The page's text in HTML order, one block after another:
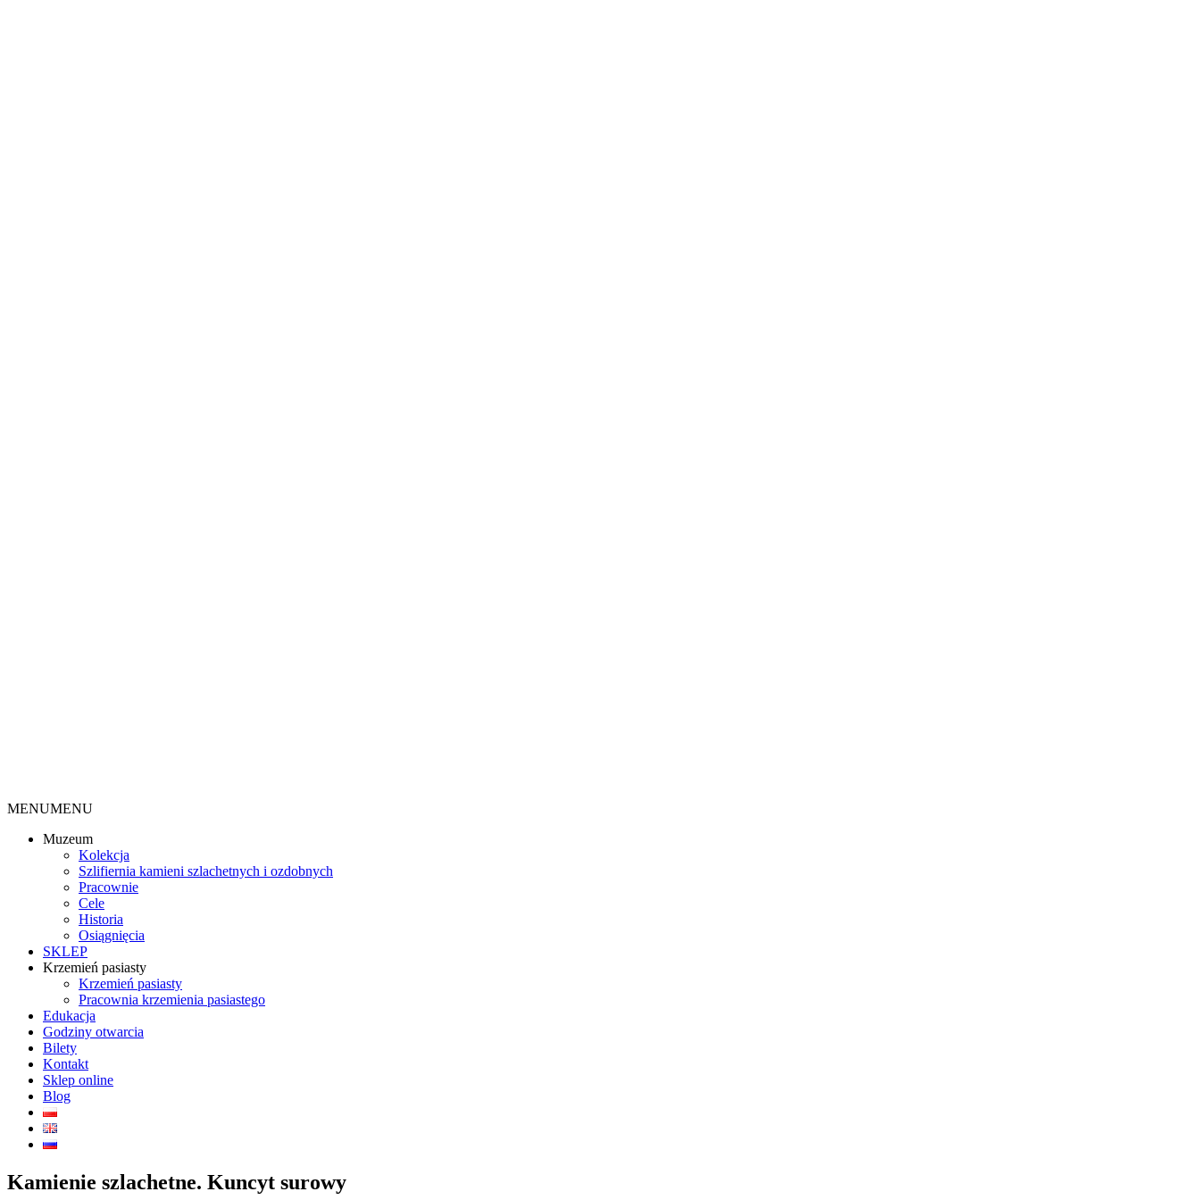
MENUMENU
Muzeum
Kolekcja
Szlifiernia kamieni szlachetnych i ozdobnych
Pracownie
Cele
Historia
Osiągnięcia
SKLEP
Krzemień pasiasty
Krzemień pasiasty
Pracownia krzemienia pasiastego
Edukacja
Godziny otwarcia
Bilety
Kontakt
Sklep online
Blog
Kamienie szlachetne. Kuncyt surowy